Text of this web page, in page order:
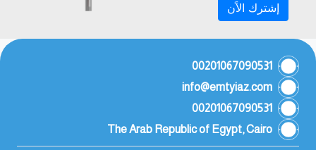
إشترك الاًن
00201067090531
info@emtyiaz.com
00201067090531
The Arab Republic of Egypt, Cairo